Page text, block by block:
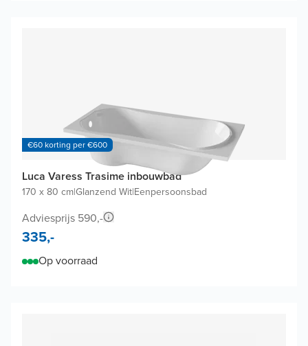
€60 korting per €600
Luca Varess Trasime inbouwbad
170 x 80 cm|Glanzend Wit|Eenpersoonsbad
Adviesprijs 590,-
335,-
Op voorraad